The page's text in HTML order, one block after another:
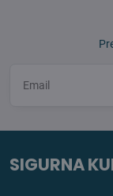
SIGURNA